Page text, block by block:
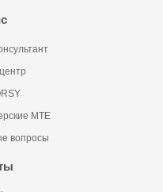
MTE
вопросы